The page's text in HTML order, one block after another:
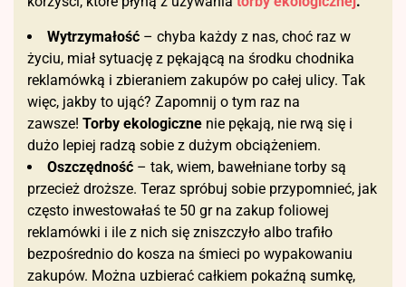
Wytrzymałość – chyba każdy z nas, choć raz w
życiu, miał sytuację z pękającą na środku chodnika
reklamówką i zbieraniem zakupów po całej ulicy. Tak
więc, jakby to ująć? Zapomnij o tym raz na
zawsze! Torby ekologiczne nie pękają, nie rwą się i
dużo lepiej radzą sobie z dużym obciążeniem.
Oszczędność – tak, wiem, bawełniane torby są
przecież droższe. Teraz spróbuj sobie przypomnieć, jak
często inwestowałaś te 50 gr na zakup foliowej
reklamówki i ile z nich się zniszczyło albo trafiło
bezpośrednio do kosza na śmieci po wypakowaniu
zakupów. Można uzbierać całkiem pokaźną sumkę,